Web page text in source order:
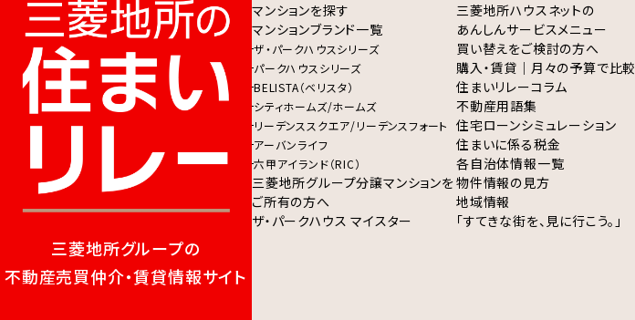
三菱地所グループの
不動産売買仲介・賃貸情報サイト
マンションを探す
マンションブランド一覧
ザ・パークハウスシリーズ
パークハウスシリーズ
BELISTA（ベリスタ）
シティホームズ/ホームズ
リーデンススクエア/リーデンスフォート
アーバンライフ
六甲アイランド（RIC）
三菱地所グループ分譲マンションを
ご所有の方へ
ザ・パークハウス マイスター
三菱地所ハウスネットの
あんしんサービスメニュー
買い替えをご検討の方へ
購入・賃貸｜月々の予算で比較
住まいリレーコラム
不動産用語集
住宅ローンシミュレーション
住まいに係る税金
各自治体情報一覧
物件情報の見方
地域情報
「すてきな街を、見に行こう。」